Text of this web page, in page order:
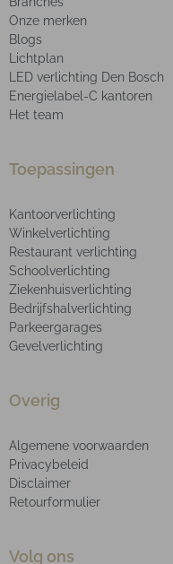
Onze merken
Blogs
Lichtplan
LED verlichting Den Bosch
Energielabel-C kantoren
Het team
Toepassingen
Kantoorverlichting
Winkelverlichting
Restaurant verlichting
Schoolverlichting
Ziekenhuisverlichting
Bedrijfshalverlichting
Parkeergarages
Gevelverlichting
Overig
Algemene voorwaarden
Privacybeleid
Disclaimer
Retourformulier
Volg ons